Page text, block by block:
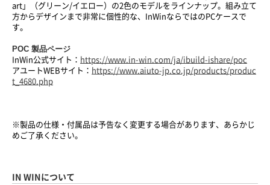
art」（グリーン/イエロー）の2色のモデルをラインナップ。組み立て
方からデザインまで非常に個性的な、InWinならではのPCケースで
す。
POC 製品ページ
InWin公式サイト： https://www.in-win.com/ja/ibuild-ishare/poc
アユートWEBサイト： https://www.aiuto-jp.co.jp/products/produc
t_4680.php
※製品の仕様・付属品は予告なく変更する場合があります、あらかじ
めご了承ください。
IN WINについて